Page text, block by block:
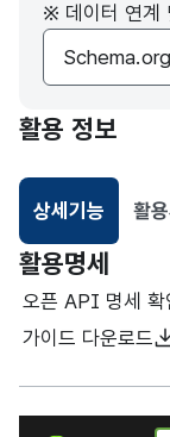
※ 데이터 연계
Schema.org
활용 정보
상세기능
선택됨
활
활용명세
오픈 API 명세 확
가이드 다운로드